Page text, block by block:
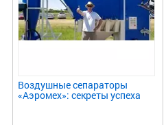
Воздушные сепараторы
«Аэромех»: секреты успеха